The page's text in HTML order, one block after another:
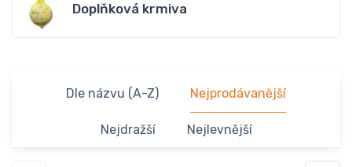
Doplňková krmiva
Dle názvu (A-Z) Nejprodávanější
Nejdražší Nejlevnější